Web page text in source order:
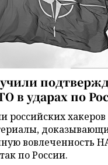
в ударах по
российских хакеров
вовлеченность
по России.